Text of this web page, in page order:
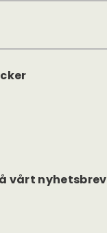
vårt nyhetsbrev